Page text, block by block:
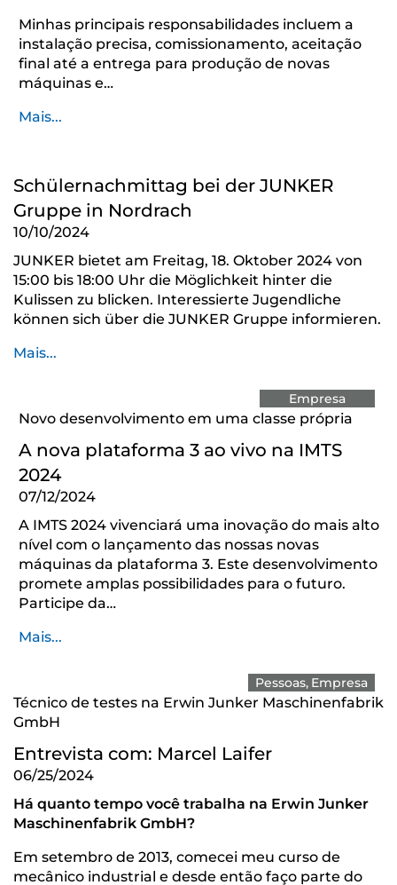
Minhas principais responsabilidades incluem a
instalação precisa, comissionamento, aceitação
final até a entrega para produção de novas
máquinas e…
Mais...
Schülernachmittag bei der JUNKER
Gruppe in Nordrach
10/10/2024
JUNKER bietet am Freitag, 18. Oktober 2024 von
15:00 bis 18:00 Uhr die Möglichkeit hinter die
Kulissen zu blicken. Interessierte Jugendliche
können sich über die JUNKER Gruppe informieren.
Mais...
Empresa
Novo desenvolvimento em uma classe própria
A nova plataforma 3 ao vivo na IMTS
2024
07/12/2024
A IMTS 2024 vivenciará uma inovação do mais alto
nível com o lançamento das nossas novas
máquinas da ­plata­forma 3. Este desenvolvimento
promete amplas possibilidades para o futuro.
Participe da…
Mais...
Pessoas Empresa
Técnico de testes na Erwin Junker Maschinenfabrik
GmbH
Entrevista com: Marcel Laifer
06/25/2024
Há quanto tempo você trabalha na Erwin Junker
Maschinenfabrik GmbH?
Em setembro de 2013, comecei meu curso de
mecânico industrial e desde então faço parte do